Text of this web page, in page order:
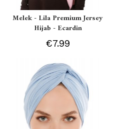
Melek - Lila Premium Jersey
Hijab - Ecardin
€7.99